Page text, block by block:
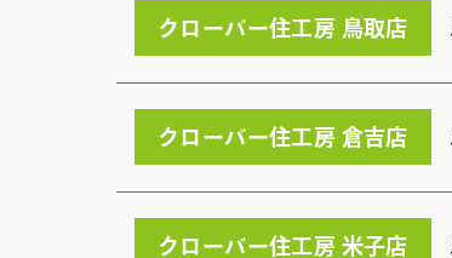
クローバー住工房 鳥取店
クローバー住工房 倉吉店
クローバー住工房 米子店